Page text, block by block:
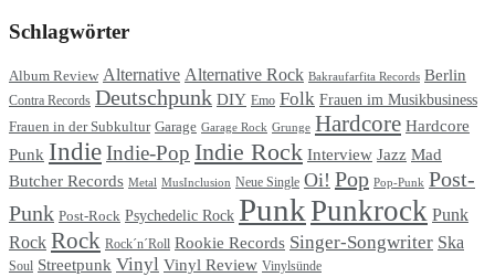
Schlagwörter
Album Review Alternative Alternative Rock Bakraufarfita Records Berlin
Contra Records Deutschpunk DIY Emo Folk Frauen im Musikbusiness
Frauen in der Subkultur Garage Garage Rock Grunge Hardcore Hardcore
Punk IndieIndie-Pop Indie Rock Interview Jazz Mad
Butcher Records Metal MusInclusion Neue Single Oi! Pop Pop-Punk Post-
Punk Post-Rock Psychedelic Rock PunkPunkrock Punk
Rock Rock Rock´n´Roll Rookie Records Singer-Songwriter Ska
Soul Streetpunk Vinyl Vinyl Review Vinylsünde